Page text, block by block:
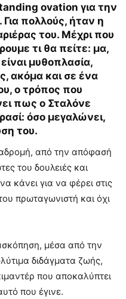
ovation για την
πολλούς, ήταν η
του. Μέχρι που
τι θα πείτε: μα,
μυθοπλασία,
ακόμα και σε ένα
ο τρόπος που
πως ο Σταλόνε
όσο μεγαλώνει,
του.
από την απόφασή
του δουλειές και
κάνει για να φέρει στις
πρωταγωνιστή και όχι
μέσα από την
διδάγματα ζωής,
που αποκαλύπτει
που έγινε.